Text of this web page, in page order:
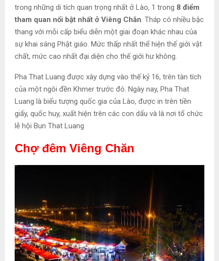
trong những di tích quan trọng nhất ở Lào, 1 trong 8 điểm
tham quan nổi bật nhất ở Viêng Chăn. Tháp có nhiều bậc
thang với mỗi cấp biểu diễn một giai đoạn khác nhau của
sự khai sáng Phật giáo. Mức thấp nhất thể hiện thế giới vật
chất, mức cao nhất đại diện cho thế giới hư không.
Pha That Luang được xây dựng vào thế kỷ 16, trên tàn tích
của một ngôi đền Khmer trước đó. Ngày nay, Pha That
Luang là biểu tượng quốc gia của Lào, được in trên tiền
giấy, quốc huy, xuất hiện trên các con dấu và là nơi tổ chức
lễ hội Bun That Luang
Chợ đêm Viêng Chăn